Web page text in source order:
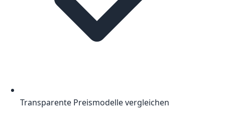
Transparente Preismodelle vergleichen